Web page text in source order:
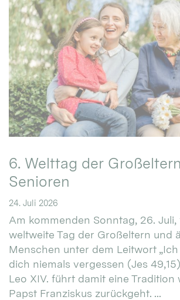
6. Welttag der
Senioren
24. Juli 2026
Am kommenden Sonntag, 26.
weltweite Tag der Großeltern und
Menschen unter dem Leitwort
dich niemals vergessen (Jes
Leo XIV. führt damit eine Tradition
Papst Franziskus zurückgeht. ...